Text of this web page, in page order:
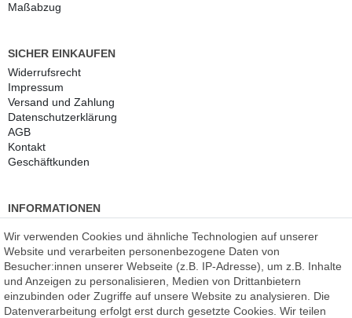
Maßabzug
SICHER EINKAUFEN
Widerrufs­recht
Impressum
Versand und Zahlung
Daten­schutz­erklärung
AGB
Kontakt
Geschäftkunden
INFORMATIONEN
Kauf auf Rechnung
Datenschutz
Kostenlose Beratung
SSL Verschlüsselung
Händlerbund-Mitglied
Wir verwenden Cookies und ähnliche Technologien auf unserer
Website und verarbeiten personenbezogene Daten von
Besucher:innen unserer Webseite (z.B. IP-Adresse), um z.B. Inhalte
und Anzeigen zu personalisieren, Medien von Drittanbietern
einzubinden oder Zugriffe auf unsere Website zu analysieren. Die
Datenverarbeitung erfolgt erst durch gesetzte Cookies. Wir teilen